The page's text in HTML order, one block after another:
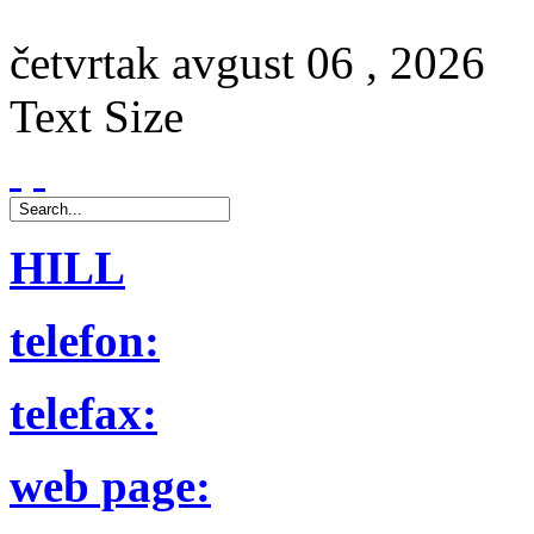
četvrtak avgust 06 , 2026
Text Size
HILL
telefon:
telefax:
web page: